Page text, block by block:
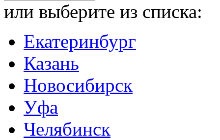
или выберите из списка:
Екатеринбург
Казань
Новосибирск
Уфа
Челябинск